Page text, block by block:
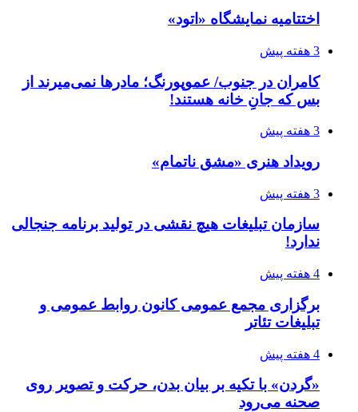
اختتامیه نمایشگاه «اتود»
3 هفته پیش
کامران در جنوب/ عموپورنگ؛ مادرها نمی‌میرند از
بس که جانِ خانه هستند!
3 هفته پیش
رویداد هنری «مشق ناتمام»
3 هفته پیش
سازمان تبلیغات هیچ نقشی در تولید برنامه جنجالی
ندارد!
4 هفته پیش
برگزاری مجمع عمومی کانون روابط عمومی و
تبلیغات تئاتر
4 هفته پیش
«گردن» با تکیه بر بیان بدن، حرکت و تصویر روی
صحنه می‌رود